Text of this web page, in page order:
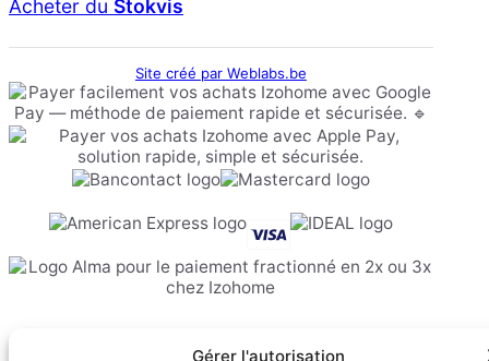
Gérer l'autorisation
Acheter du Stokvis
Site créé par Weblabs.be
L'article a été ajouté à votre panier.